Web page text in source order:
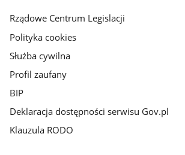
Rządowe Centrum Legislacji
Polityka cookies
Służba cywilna
Profil zaufany
BIP
Deklaracja dostępności serwisu Gov.pl
Klauzula RODO